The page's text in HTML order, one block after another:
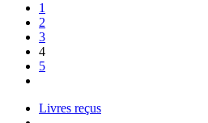
1
2
3
4
5
Livres reçus